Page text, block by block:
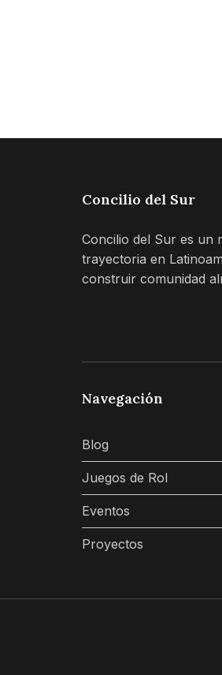
Concilio del Sur
Concilio del Sur es un
trayectoria en
construir comunidad
Navegación
Blog
Juegos de Rol
Eventos
Proyectos